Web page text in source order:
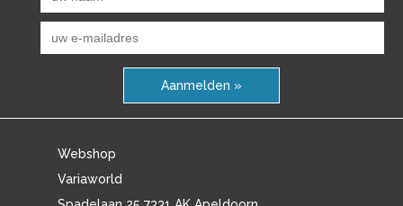
Aanmelden »
Webshop
Variaworld